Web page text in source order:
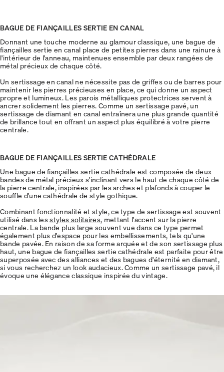
BAGUE DE FIANÇAILLES SERTIE EN CANAL
Donnant une touche moderne au glamour classique, une bague de
fiançailles sertie en canal place de petites pierres dans une rainure à
l'intérieur de l'anneau, maintenues ensemble par deux rangées de
métal précieux de chaque côté.
Un sertissage en canal ne nécessite pas de griffes ou de barres pour
maintenir les pierres précieuses en place, ce qui donne un aspect
propre et lumineux. Les parois métalliques protectrices servent à
ancrer solidement les pierres. Comme un sertissage pavé, un
sertissage de diamant en canal entraînera une plus grande quantité
de brillance tout en offrant un aspect plus équilibré à votre pierre
centrale.
BAGUE DE FIANÇAILLES SERTIE CATHÉDRALE
Une bague de fiançailles sertie cathédrale est composée de deux
bandes de métal précieux s'inclinant vers le haut de chaque côté de
la pierre centrale, inspirées par les arches et plafonds à couper le
souffle d'une cathédrale de style gothique.
Combinant fonctionnalité et style, ce type de sertissage est souvent
utilisé dans lesstyles solitaires, mettant l'accent sur la pierre
centrale. La bande plus large souvent vue dans ce type permet
également plus d'espace pour les embellissements, tels qu'une
bande pavée. En raison de sa forme arquée et de son sertissage plus
haut, une bague de fiançailles sertie cathédrale est parfaite pour être
superposée avec des alliances et des bagues d'éternité en diamant,
si vous recherchez un look audacieux. Comme un sertissage pavé, il
évoque une élégance classique inspirée du vintage.